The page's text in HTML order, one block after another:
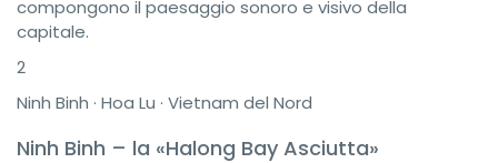
compongono il paesaggio sonoro e visivo della
capitale.
2
Ninh Binh · Hoa Lu · Vietnam del Nord
Ninh Binh – la «Halong Bay Asciutta»